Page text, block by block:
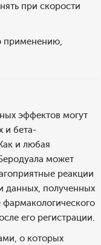
при скорости
применению,
эффектов могут
и бета-
и любая
может
реакции
данных, полученных
фармакологического
его регистрации.
о которых